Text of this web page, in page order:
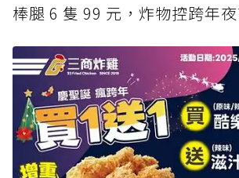
棒腿 6 隻 99 元，炸物控跨年夜